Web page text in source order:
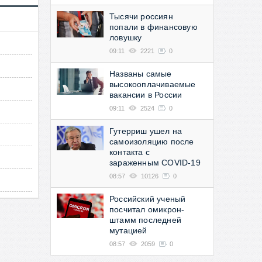
Тысячи россиян
попали в финансовую
ловушку
09:11 2221 0
Названы самые
высокооплачиваемые
вакансии в России
09:11 2524 0
Гутерриш ушел на
самоизоляцию после
контакта с
зараженным COVID-19
08:57 10126 0
Российский ученый
посчитал омикрон-
штамм последней
мутацией
08:57 2059 0